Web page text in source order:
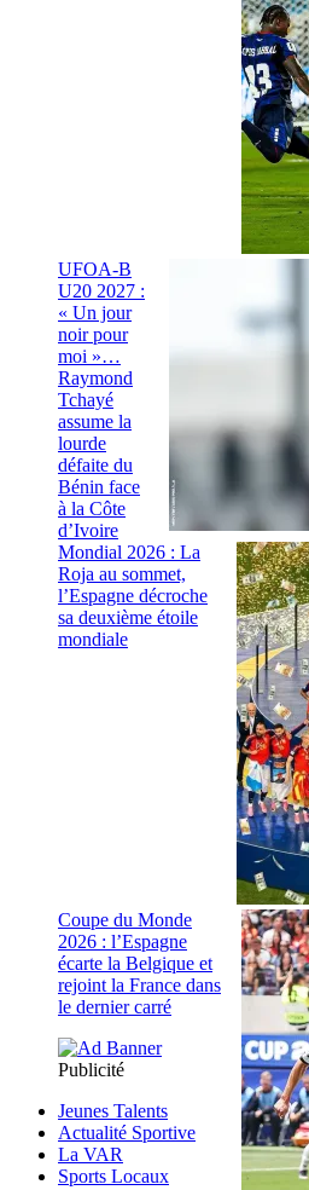
UFOA-B
U20 2027 :
« Un jour
noir pour
moi »…
Raymond
Tchayé
assume la
lourde
défaite du
Bénin face
à la Côte
d’Ivoire
Mondial 2026 : La
Roja au sommet,
l’Espagne décroche
sa deuxième étoile
mondiale
Coupe du Monde
2026 : l’Espagne
écarte la Belgique et
rejoint la France dans
le dernier carré
Publicité
Jeunes Talents
Actualité Sportive
La VAR
Sports Locaux